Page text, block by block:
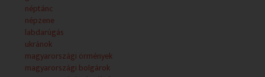
néptánc
népzene
labdarúgás
ukránok
magyarországi örmények
magyarországi bolgárok